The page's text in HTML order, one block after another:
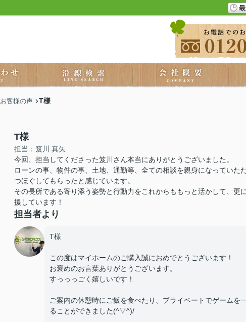
お客様の声 T様
T様
担当：笈川 真矢
今回、担当してくださった笈川さん本当にありがとうございました。
ローンの事、物件の事、土地、通勤等、全ての相談を親身になっていた
つほぐしてもらったと感じています。
その長所である寄り添う姿勢と行動力をこれからももっと活かして、更
援しています！
担当者より
T様
この度はマイホームのご購入誠におめでとうございます！
お褒めのお言葉ありがとうございます。
すっっっごく嬉しいです！
ご案内の休憩時にご飯を食べたり、プライベートでゲームを
ることができました(^▽^)/